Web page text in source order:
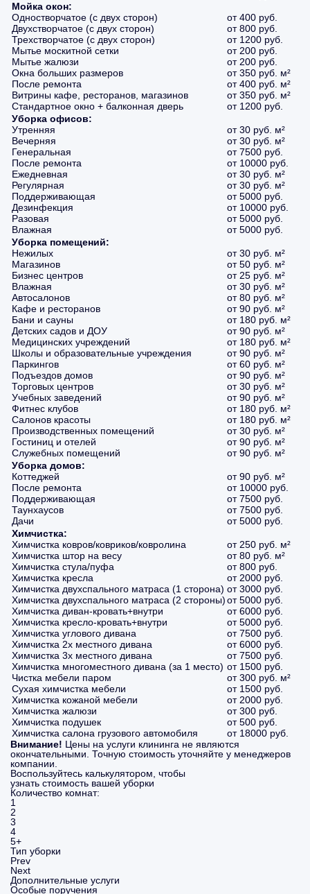
Мойка окон:
Одностворчатое (с двух сторон)
от 400 руб.
Двухстворчатое (с двух сторон)
от 800 руб.
Трехстворчатое (с двух сторон)
от 1200 руб.
Мытье москитной сетки
от 200 руб.
Мытье жалюзи
от 200 руб.
Окна больших размеров
от 350 руб. м²
После ремонта
от 400 руб. м²
Витрины кафе, ресторанов, магазинов
от 350 руб. м²
Стандартное окно + балконная дверь
от 1200 руб.
Уборка офисов:
Утренняя
от 30 руб. м²
Вечерняя
от 30 руб. м²
Генеральная
от 7500 руб.
После ремонта
от 10000 руб.
Ежедневная
от 30 руб. м²
Регулярная
от 30 руб. м²
Поддерживающая
от 5000 руб.
Дезинфекция
от 10000 руб.
Разовая
от 5000 руб.
Влажная
от 5000 руб.
Уборка помещений:
Нежилых
от 30 руб. м²
Магазинов
от 50 руб. м²
Бизнес центров
от 25 руб. м²
Влажная
от 30 руб. м²
Автосалонов
от 80 руб. м²
Кафе и ресторанов
от 90 руб. м²
Бани и сауны
от 180 руб. м²
Детских садов и ДОУ
от 90 руб. м²
Медицинских учреждений
от 180 руб. м²
Школы и образовательные учреждения
от 90 руб. м²
Паркингов
от 60 руб. м²
Подъездов домов
от 90 руб. м²
Торговых центров
от 30 руб. м²
Учебных заведений
от 90 руб. м²
Фитнес клубов
от 180 руб. м²
Салонов красоты
от 180 руб. м²
Производственных помещений
от 30 руб. м²
Гостиниц и отелей
от 90 руб. м²
Служебных помещений
от 90 руб. м²
Уборка домов:
Коттеджей
от 90 руб. м²
После ремонта
от 10000 руб.
Поддерживающая
от 7500 руб.
Таунхаусов
от 7500 руб.
Дачи
от 5000 руб.
Химчистка:
Химчистка ковров/ковриков/ковролина
от 250 руб. м²
Химчистка штор на весу
от 80 руб. м²
Химчистка стула/пуфа
от 800 руб.
Химчистка кресла
от 2000 руб.
Химчистка двухспального матраса (1 сторона) от 3000 руб.
Химчистка двухспального матраса (2 стороны)от 5000 руб.
Химчистка диван-кровать+внутри
от 6000 руб.
Химчистка кресло-кровать+внутри
от 5000 руб.
Химчистка углового дивана
от 7500 руб.
Химчистка 2х местного дивана
от 6000 руб.
Химчистка 3х местного дивана
от 7500 руб.
Химчистка многоместного дивана (за 1 место) от 1500 руб.
Чистка мебели паром
от 300 руб. м²
Сухая химчистка мебели
от 1500 руб.
Химчистка кожаной мебели
от 2000 руб.
Химчистка жалюзи
от 300 руб.
Химчистка подушек
от 500 руб.
Химчистка салона грузового автомобиля
от 18000 руб.
Внимание! Цены на услуги клининга не являются
окончательными. Точную стоимость уточняйте у менеджеров
компании.
Воспользуйтесь калькулятором, чтобы
узнать стоимость вашей уборки
Количество комнат:
1
2
3
4
5+
Тип уборки
Prev
Next
Дополнительные услуги
Особые поручения